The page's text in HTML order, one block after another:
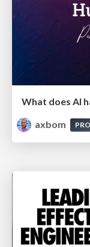
What does AI
axbom
PRO